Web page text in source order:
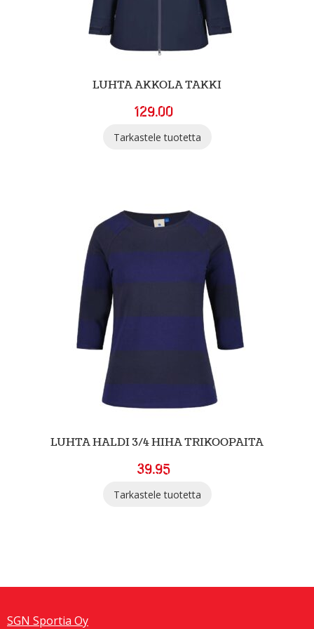
LUHTA AKKOLA TAKKI
129.00
Tarkastele tuotetta
LUHTA HALDI 3/4 HIHA TRIKOOPAITA
39.95
Tarkastele tuotetta
SGN Sportia Oy